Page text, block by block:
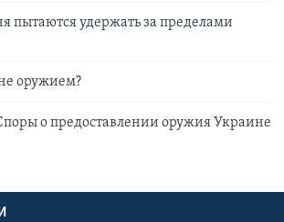
пытаются удержать за пределами
оружием?
о предоставлении оружия Украине